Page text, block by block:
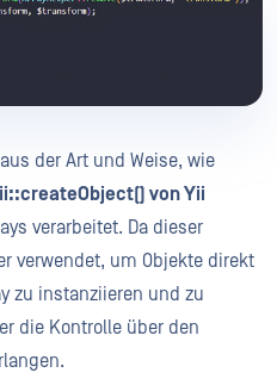
der Art und Weise, wie
von Yii
verarbeitet. Da dieser
verwendet, um Objekte direkt
zu instanziieren und zu
die Kontrolle über den